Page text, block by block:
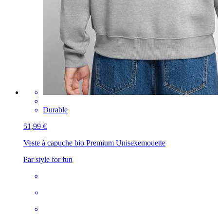
Durable
51,99 €
Veste à capuche bio Premium Unisexemouette
Par style for fun